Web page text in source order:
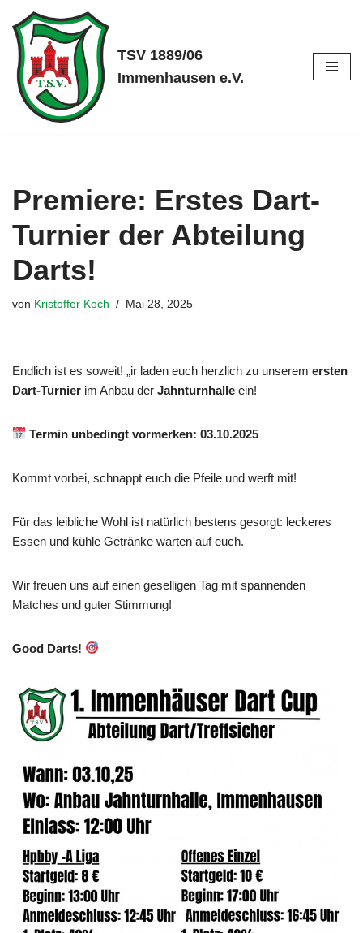
Zum
Inhalt
springen
TSV 1889/06
Immenhausen e.V.
Premiere: Erstes Dart-
Turnier der Abteilung
Darts!
von Kristoffer Koch Mai 28, 2025
Endlich ist es soweit! „ir laden euch herzlich zu unserem ersten
Dart-Turnier im Anbau der Jahnturnhalle ein!
Termin unbedingt vormerken: 03.10.2025
Kommt vorbei, schnappt euch die Pfeile und werft mit!
Für das leibliche Wohl ist natürlich bestens gesorgt: leckeres
Essen und kühle Getränke warten auf euch.
Wir freuen uns auf einen geselligen Tag mit spannenden
Matches und guter Stimmung!
Good Darts!